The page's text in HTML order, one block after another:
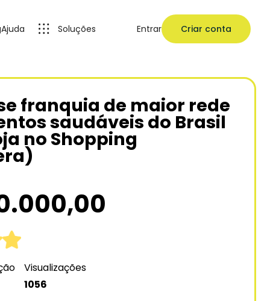
Ajuda Soluções Entrar Criar conta
franquia de maior rede
saudáveis do Brasil
no Shopping
Visualizações
1056